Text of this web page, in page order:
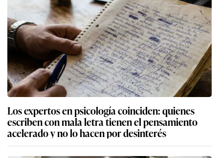
Los expertos en psicología coinciden: quienes
escriben con mala letra tienen el pensamiento
acelerado y no lo hacen por desinterés